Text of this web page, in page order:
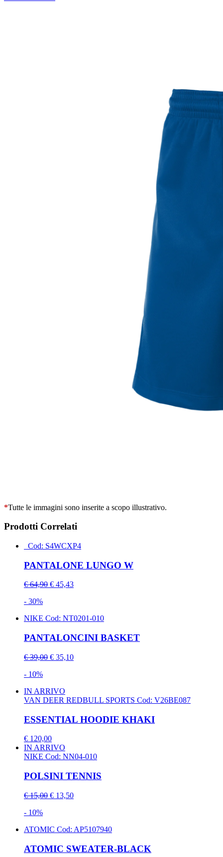
*Tutte le immagini sono inserite a scopo illustrativo.
Prodotti Correlati
Cod: S4WCXP4
PANTALONE LUNGO W
€ 64,90 € 45,43
- 30%
NIKE Cod: NT0201-010
PANTALONCINI BASKET
€ 39,00 € 35,10
- 10%
IN ARRIVO
VAN DEER REDBULL SPORTS Cod: V26BE087
ESSENTIAL HOODIE KHAKI
€ 120,00
IN ARRIVO
NIKE Cod: NN04-010
POLSINI TENNIS
€ 15,00 € 13,50
- 10%
ATOMIC Cod: AP5107940
ATOMIC SWEATER-BLACK